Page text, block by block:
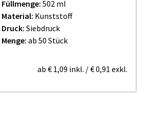
Füllmenge: 502 ml
Material: Kunststoff
Druck: Siebdruck
Menge: ab 50 Stück
ab € 1,09 inkl. /€ 0,91 exkl.